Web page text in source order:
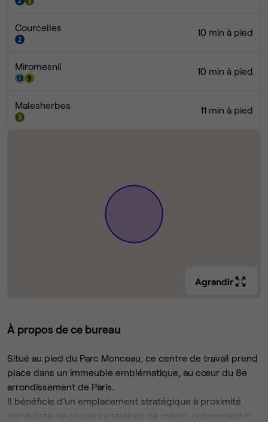
Courcelles 10 min à pied
Miromesnil 10 min à pied
Malesherbes 11 min à pied
Agrandir
À propos de ce bureau
Situé au pied du Parc Monceau, ce centre de travail prend
place dans un immeuble emblématique, au cœur du 8e
arrondissement de Paris.
Il bénéficie d’un emplacement stratégique à proximité
immédiate de plusieurs stations de métro, notamment «